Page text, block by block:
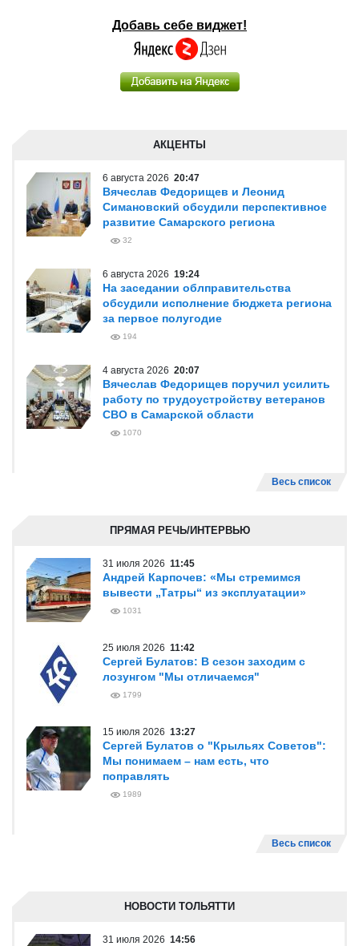
Добавь себе виджет!
АКЦЕНТЫ
6 августа 2026 20:47
Вячеслав Федорищев и Леонид
Симановский обсудили перспективное
развитие Самарского региона
32
6 августа 2026 19:24
На заседании облправительства
обсудили исполнение бюджета региона
за первое полугодие
194
4 августа 2026 20:07
Вячеслав Федорищев поручил усилить
работу по трудоустройству ветеранов
СВО в Самарской области
1070
Весь список
ПРЯМАЯ РЕЧЬ/ИНТЕРВЬЮ
31 июля 2026 11:45
Андрей Карпочев: «Мы стремимся
вывести „Татры“ из эксплуатации»
1031
25 июля 2026 11:42
Сергей Булатов: В сезон заходим с
лозунгом "Мы отличаемся"
1799
15 июля 2026 13:27
Сергей Булатов о "Крыльях Советов":
Мы понимаем – нам есть, что
поправлять
1989
Весь список
НОВОСТИ ТОЛЬЯТТИ
31 июля 2026 14:56